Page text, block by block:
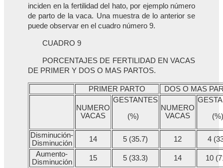
inciden en la fertilidad del hato, por ejemplo número
de parto de la vaca. Una muestra de lo anterior se
puede observar en el cuadro número 9.
CUADRO 9
PORCENTAJES DE FERTILIDAD EN VACAS
DE PRIMER Y DOS O MAS PARTOS.
PRIMER PARTO DOS O MAS
NUMERO
VACAS
GESTANTES
(%)
NUMERO
VACAS
Disminución-
Disminución
14 5 (35.7) 12
4
Aumento-
Disminución
15 5 (33.3) 14
10